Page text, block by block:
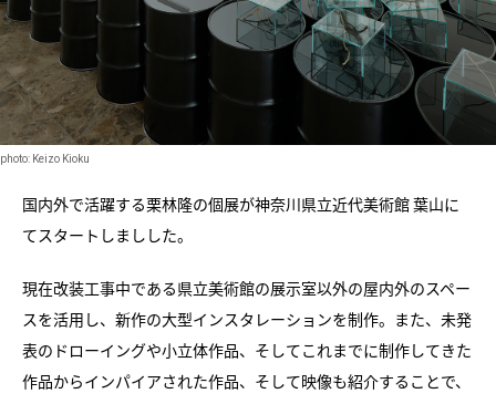
photo: Keizo Kioku
国内外で活躍する栗林隆の個展が神奈川県立近代美術館 葉山に
てスタートしましした。
現在改装工事中である県立美術館の展示室以外の屋内外のスペー
スを活用し、新作の大型インスタレーションを制作。また、未発
表のドローイングや小立体作品、そしてこれまでに制作してきた
作品からインパイアされた作品、そして映像も紹介することで、